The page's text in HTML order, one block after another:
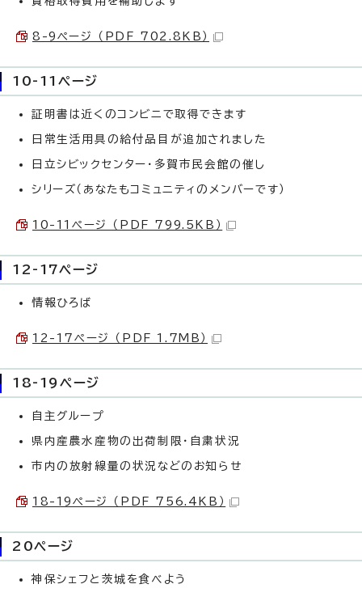
8-9ページ （PDF 702.8KB）
10-11ページ
証明書は近くのコンビニで取得できます
日常生活用具の給付品目が追加されました
日立シビックセンター・多賀市民会館の催し
シリーズ（あなたもコミュニティのメンバーです）
10-11ページ （PDF 799.5KB）
12-17ページ
情報ひろば
12-17ページ （PDF 1.7MB）
18-19ページ
自主グループ
県内産農水産物の出荷制限・自粛状況
市内の放射線量の状況などのお知らせ
18-19ページ （PDF 756.4KB）
20ページ
神保シェフと茨城を食べよう